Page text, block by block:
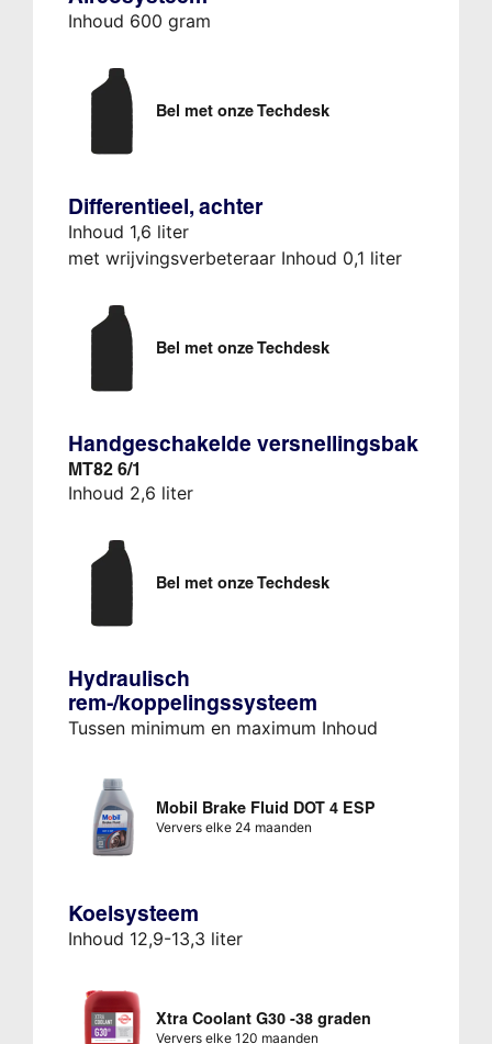
Inhoud 600 gram
Bel met onze Techdesk
Differentieel, achter
Inhoud 1,6 liter
met wrijvingsverbeteraar Inhoud 0,1 liter
Bel met onze Techdesk
Handgeschakelde versnellingsbak
MT82 6/1
Inhoud 2,6 liter
Bel met onze Techdesk
Hydraulisch
rem-/koppelingssysteem
Tussen minimum en maximum Inhoud
Mobil Brake Fluid DOT 4 ESP
Ververs elke 24 maanden
Koelsysteem
Inhoud 12,9-13,3 liter
Xtra Coolant G30 -38 graden
Ververs elke 120 maanden